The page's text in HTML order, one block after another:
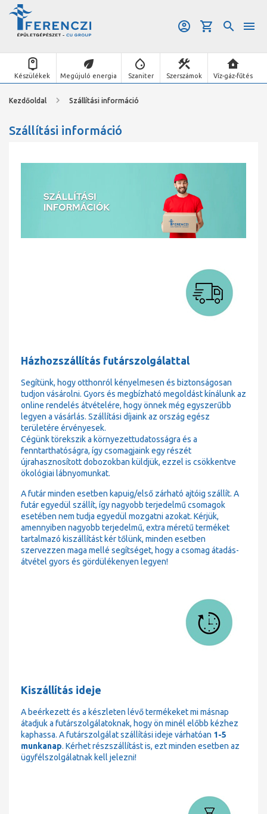
Készülékek Megújuló energia Szaniter Szerszámok Víz-gáz-fűtés
Kezdőoldal Szállítási információ
Szállítási információ
Házhozszállítás futárszolgálattal
Segítünk, hogy otthonról kényelmesen és biztonságosan
tudjon vásárolni. Gyors és megbízható megoldást kínálunk az
online rendelés átvételére, hogy önnek még egyszerűbb
legyen a vásárlás. Szállítási díjaink az ország egész
területére érvényesek.
Cégünk törekszik a környezettudatosságra és a
fenntarthatóságra, így csomagjaink egy részét
újrahasznosított dobozokban küldjük, ezzel is csökkentve
ökológiai lábnyomunkat.
A futár minden esetben kapuig/első zárható ajtóig szállít. A
futár egyedül szállít, így nagyobb terjedelmű csomagok
esetében nem tudja egyedül mozgatni azokat. Kérjük,
amennyiben nagyobb terjedelmű, extra méretű terméket
tartalmazó kiszállítást kér tőlünk, minden esetben
szervezzen maga mellé segítséget, hogy a csomag átadás-
átvétel gyors és gördülékenyen legyen!
Kiszállítás ideje
A beérkezett és a készleten lévő termékeket mi másnap
átadjuk a futárszolgálatoknak, hogy ön minél előbb kézhez
kaphassa. A futárszolgálat szállítási ideje várhatóan 1-5
munkanap. Kérhet részszállítást is, ezt minden esetben az
ügyfélszolgálatnak kell jelezni!